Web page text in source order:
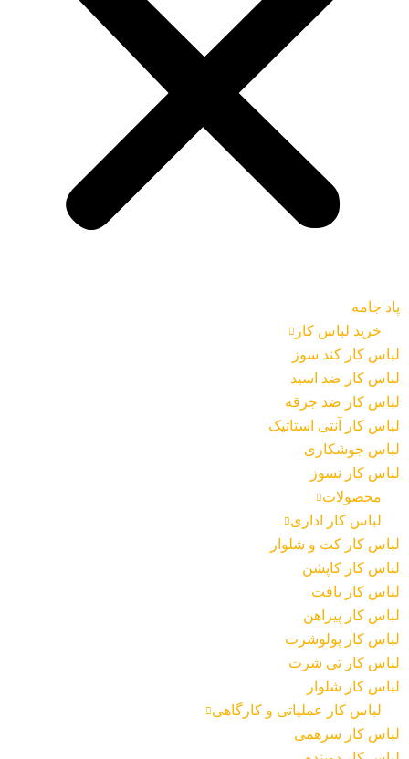
پاد جامه
خرید لباس کار
لباس کار کند سوز
لباس کار ضد اسید
لباس کار ضد جرقه
لباس کار آنتی استاتیک
لباس جوشکاری
لباس کار نسوز
محصولات
لباس کار اداری
لباس کار کت و شلوار
لباس کار کاپشن
لباس کار بافت
لباس کار پیراهن
لباس کار پولوشرت
لباس کار تی شرت
لباس کار شلوار
لباس کار عملیاتی و کارگاهی
لباس کار سرهمی